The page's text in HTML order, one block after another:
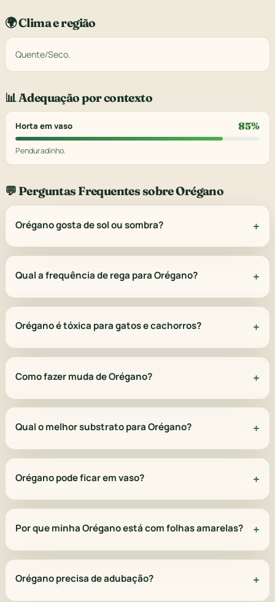
🌍 Clima e região
Quente/Seco.
📊 Adequação por contexto
Horta em vaso 85%
Penduradinho.
💬 Perguntas Frequentes sobre Orégano
Orégano gosta de sol ou sombra?
Qual a frequência de rega para Orégano?
Orégano é tóxica para gatos e cachorros?
Como fazer muda de Orégano?
Qual o melhor substrato para Orégano?
Orégano pode ficar em vaso?
Por que minha Orégano está com folhas amarelas?
Orégano precisa de adubação?